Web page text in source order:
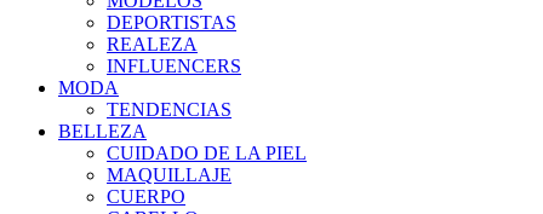
DEPORTISTAS
REALEZA
INFLUENCERS
MODA
TENDENCIAS
BELLEZA
CUIDADO DE LA PIEL
MAQUILLAJE
CUERPO